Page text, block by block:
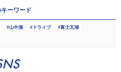
キーワード
山中湖 ドライブ 富士五湖